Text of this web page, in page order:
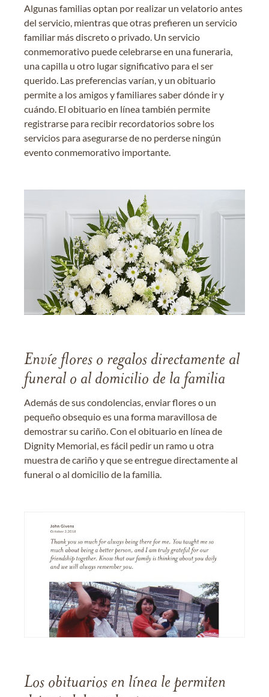
Algunas familias optan por realizar un velatorio antes
del servicio, mientras que otras prefieren un servicio
familiar más discreto o privado. Un servicio
conmemorativo puede celebrarse en una funeraria,
una capilla u otro lugar significativo para el ser
querido. Las preferencias varían, y un obituario
permite a los amigos y familiares saber dónde ir y
cuándo. El obituario en línea también permite
registrarse para recibir recordatorios sobre los
servicios para asegurarse de no perderse ningún
evento conmemorativo importante.
Envíe flores o regalos directamente al
funeral o al domicilio de la familia
Además de sus condolencias, enviar flores o un
pequeño obsequio es una forma maravillosa de
demostrar su cariño. Con el obituario en línea de
Dignity Memorial, es fácil pedir un ramo u otra
muestra de cariño y que se entregue directamente al
funeral o al domicilio de la familia.
Los obituarios en línea le permiten